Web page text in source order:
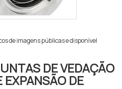
de imagens públicas e disponível
DE VEDAÇÃO
DE